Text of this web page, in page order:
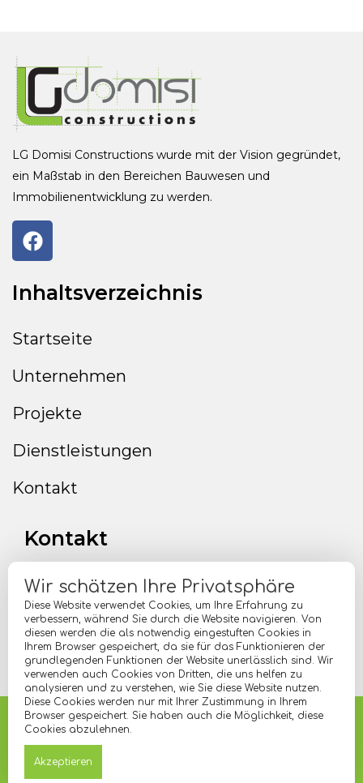
LG Domisi Constructions wurde mit der Vision gegründet,
ein Maßstab in den Bereichen Bauwesen und
Immobilienentwicklung zu werden.
Inhaltsverzeichnis
Startseite
Unternehmen
Projekte
Dienstleistungen
Kontakt
Kontakt
Rufen Sie Uns An
(+30) 213-0386-031, (+30) 213-038-6029
E-Mail
info@lgdomisi.com
Adresse Des Unternehmens
Kallipoleos 36, Athina 104 44
© LG Domisi Constructions Alle Rechte vorbehalten.
Wir schätzen Ihre Privatsphäre
Diese Website verwendet Cookies, um Ihre Erfahrung zu
verbessern, während Sie durch die Website navigieren. Von
diesen werden die als notwendig eingestuften Cookies in
Ihrem Browser gespeichert, da sie für das Funktionieren der
grundlegenden Funktionen der Website unerlässlich sind. Wir
verwenden auch Cookies von Dritten, die uns helfen zu
analysieren und zu verstehen, wie Sie diese Website nutzen.
Diese Cookies werden nur mit Ihrer Zustimmung in Ihrem
Browser gespeichert. Sie haben auch die Möglichkeit, diese
Cookies abzulehnen.
Akzeptieren